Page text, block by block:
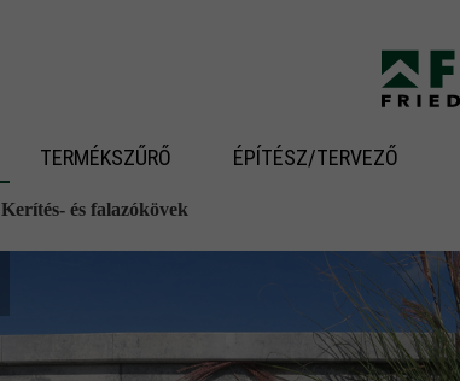
TERMÉKSZŰRŐ ÉPÍTÉSZ/TERVEZŐ
Kerítés- és falazókövek